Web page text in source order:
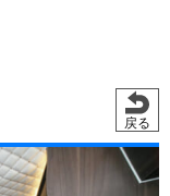
戻る